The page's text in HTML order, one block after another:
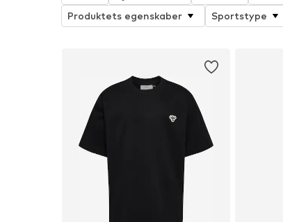
Produktets egenskaber
Sportstype